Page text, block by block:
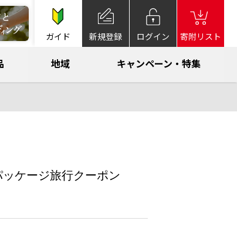
ガイド 新規登録 ログイン 寄附リスト
地域 キャンペーン・特集
ッケージ旅行クーポン